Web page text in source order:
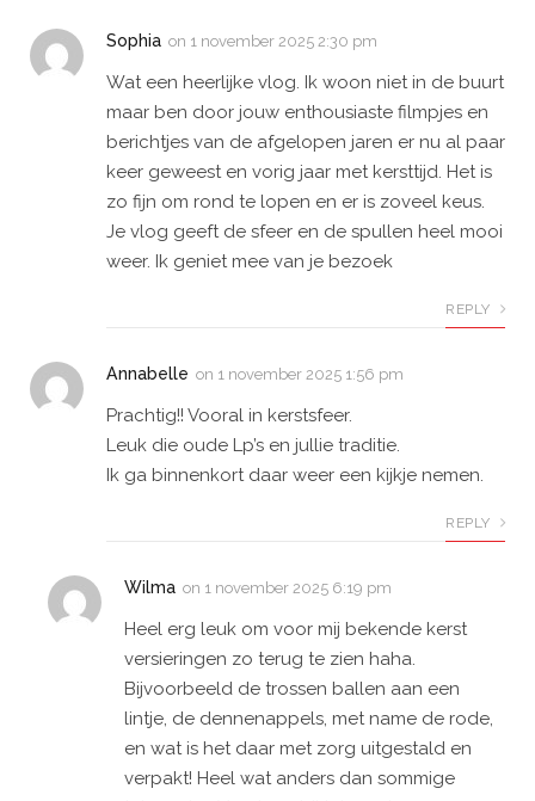
Sophia on 1 november 2025 2:30 pm
Wat een heerlijke vlog. Ik woon niet in de buurt
maar ben door jouw enthousiaste filmpjes en
berichtjes van de afgelopen jaren er nu al paar
keer geweest en vorig jaar met kersttijd. Het is
zo fijn om rond te lopen en er is zoveel keus.
Je vlog geeft de sfeer en de spullen heel mooi
weer. Ik geniet mee van je bezoek
REPLY
Annabelle on 1 november 2025 1:56 pm
Prachtig!! Vooral in kerstsfeer.
Leuk die oude Lp’s en jullie traditie.
Ik ga binnenkort daar weer een kijkje nemen.
REPLY
Wilma on 1 november 2025 6:19 pm
Heel erg leuk om voor mij bekende kerst
versieringen zo terug te zien haha.
Bijvoorbeeld de trossen ballen aan een
lintje, de dennenappels, met name de rode,
en wat is het daar met zorg uitgestald en
verpakt! Heel wat anders dan sommige